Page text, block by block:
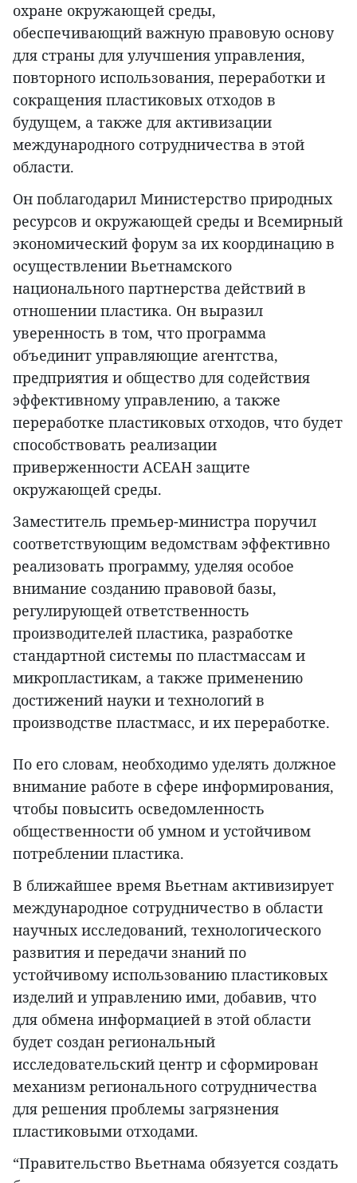
охране окружающей среды,
обеспечивающий важную правовую основу
для страны для улучшения управления,
повторного использования, переработки и
сокращения пластиковых отходов в
будущем, а также для активизации
международного сотрудничества в этой
области.
Он поблагодарил Министерство природных
ресурсов и окружающей среды и Всемирный
экономический форум за их координацию в
осуществлении Вьетнамского
национального партнерства действий в
отношении пластика. Он выразил
уверенность в том, что программа
объединит управляющие агентства,
предприятия и общество для содействия
эффективному управлению, а также
переработке пластиковых отходов, что будет
способствовать реализации
приверженности АСЕАН защите
окружающей среды.
Заместитель премьер-министра поручил
соответствующим ведомствам эффективно
реализовать программу, уделяя особое
внимание созданию правовой базы,
регулирующей ответственность
производителей пластика, разработке
стандартной системы по пластмассам и
микропластикам, а также применению
достижений науки и технологий в
производстве пластмасс, и их переработке.
По его словам, необходимо уделять должное
внимание работе в сфере информирования,
чтобы повысить осведомленность
общественности об умном и устойчивом
потреблении пластика.
В ближайшее время Вьетнам активизирует
международное сотрудничество в области
научных исследований, технологического
развития и передачи знаний по
устойчивому использованию пластиковых
изделий и управлению ими, добавив, что
для обмена информацией в этой области
будет создан региональный
исследовательский центр и сформирован
механизм регионального сотрудничества
для решения проблемы загрязнения
пластиковыми отходами.
“Правительство Вьетнама обязуется создать